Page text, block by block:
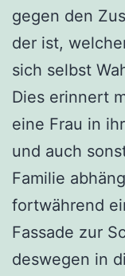
gegen den
der ist,
sich selbst
Dies erinnert
eine Frau in
und auch
Familie
fortwährend
Fassade zur
deswegen in